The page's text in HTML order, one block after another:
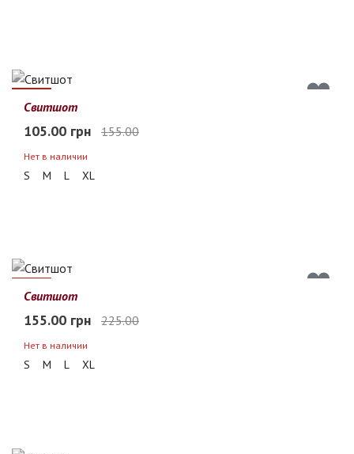
32%
Свитшот
105.00 грн 155.00
Нет в наличии
S M L XL
31%
Свитшот
155.00 грн 225.00
Нет в наличии
S M L XL